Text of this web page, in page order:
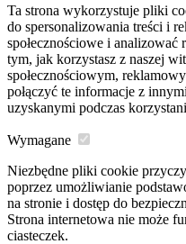
Ta strona wykorzystuje pliki
do spersonalizowania treści i
społecznościowe i
tym, jak korzystasz z naszej
społecznościowym,
połączyć te informacje z
uzyskanymi podczas
Wymagane
Niezbędne pliki cookie
poprzez umożliwianie
na stronie i dostęp do
Strona internetowa nie może
ciasteczek.